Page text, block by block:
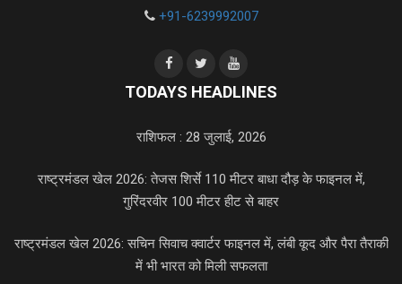
+91-6239992007
TODAYS HEADLINES
राशिफल : 28 जुलाई, 2026
राष्ट्रमंडल खेल 2026: तेजस शिर्से 110 मीटर बाधा दौड़ के फाइनल में,
गुरिंदरवीर 100 मीटर हीट से बाहर
राष्ट्रमंडल खेल 2026: सचिन सिवाच क्वार्टर फाइनल में, लंबी कूद और पैरा तैराकी
में भी भारत को मिली सफलता